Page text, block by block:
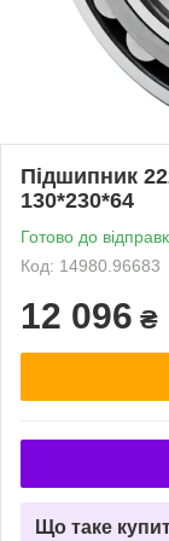
Підшипник
130*230*64
Готово до
Код: 14980.96683
12 096 ₴
Що таке